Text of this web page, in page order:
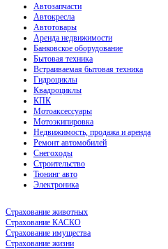
Автозапчасти
Автокресла
Автотовары
Аренда недвижимости
Банковское оборудование
Бытовая техника
Встраиваемая бытовая техника
Гидроциклы
Квадроциклы
КПК
Мотоаксессуары
Мотоэкипировка
Недвижимость, продажа и аренда
Ремонт автомобилей
Снегоходы
Строительство
Тюнинг авто
Электроника
Страхование животных
Страхование КАСКО
Страхование имущества
Страхование жизни